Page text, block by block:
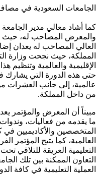
الجامعات السعودية في
كما أشاد معالي مدير الجامعة
والمعرض المصاحب له، حيث
العالي المصاحب له يعدان
المملكة، حيث نجحت وزارة
الإقليمية والعالمية وتنظيم
عالمية، إلى جانب العشرات
من داخل المملكة.
مبيناً أن المعرض والمؤتمر
ما يقدمه من فعاليات،
المتخصصين والأكاديميين
العالمية، كما يتيح المؤتمر
التعليمية العريقة للتلاقي
التعاون الممكنة بين تلك
العملية التعليمية في كافة